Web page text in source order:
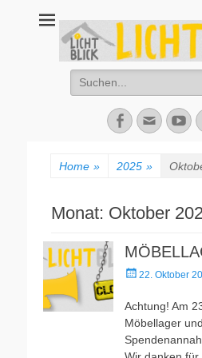
67434 Neustadt an der
Suche
nach:
Facebook
E-
Mail
Home » 2025 »
Monat: Oktober
Veröffentlicht
22. Oktober
Achtung! Am
Möbellager